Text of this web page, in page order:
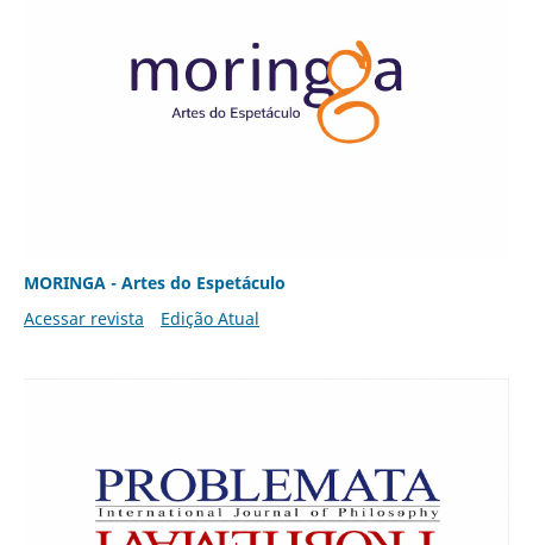
MORINGA - Artes do Espetáculo
Acessar revista
Edição Atual